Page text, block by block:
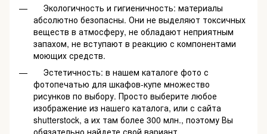
Экологичность и гигиеничность: материалы
абсолютно безопасны. Они не выделяют токсичных
веществ в атмосферу, не обладают неприятным
запахом, не вступают в реакцию с компонентами
моющих средств.
Эстетичность: в нашем каталоге фото с
фотопечатью для шкафов-купе множество
рисунков по выбору. Просто выберите любое
изображение из нашего каталога, или с сайта
shutterstock, а их там более 300 млн., поэтому Вы